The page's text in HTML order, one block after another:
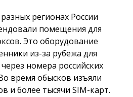
регионах России
помещения для
Это оборудование
из-за рубежа для
номера российских
время обысков изъяли
и более тысячи SIM-карт.